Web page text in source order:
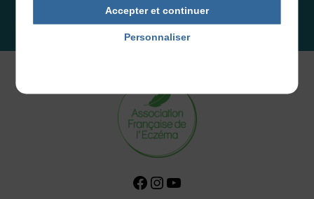
NOUS REJOINDRE
Facebook InstagramYouTube
Accepter et continuer
Personnaliser